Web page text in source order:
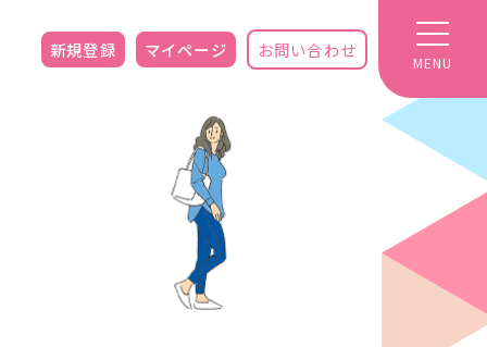
新規登録 マイページ お問い合わせ
MENU